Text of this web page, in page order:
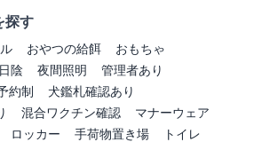
探す
おやつの給餌
おもちゃ
日陰 夜間照明
管理者あり
約制
犬鑑札確認あり
混合ワクチン確認
マナーウェア
ロッカー 手荷物置き場
トイレ